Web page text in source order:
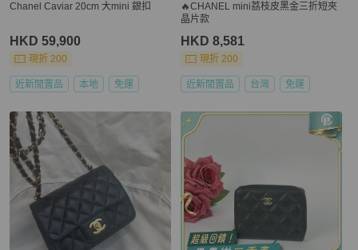
Chanel Caviar 20cm 大mini 銀扣
HKD 59,900
現折 200
近新閒置品 本地 免運
🔥CHANEL mini荔枝皮黑金三折短夾
晶片款
HKD 8,581
現折 200
近新閒置品 台灣 免運